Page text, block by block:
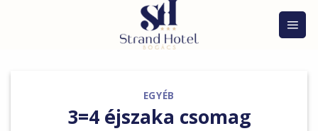
EGYÉB
3=4 éjszaka csomag